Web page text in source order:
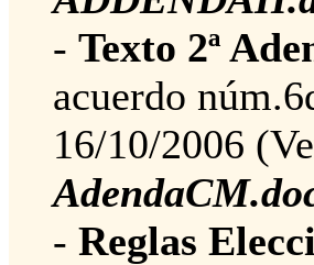
- Texto 2ª
acuerdo
16/10/2006
- Reglas